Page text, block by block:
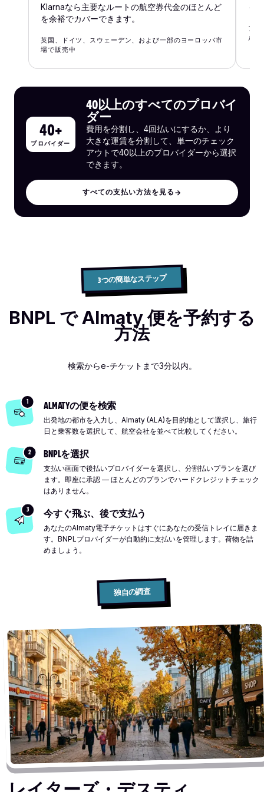
Klarnaなら主要なルートの航空券代金のほとんど
を余裕でカバーできます。
英国、ドイツ、スウェーデン、および一部のヨーロッパ市
場で販売中
も
ア
ル、
40+
プロバイダー
40以上のすべてのプロバイ
ダー
費用を分割し、4回払いにするか、より
大きな運賃を分割して、単一のチェック
アウトで40以上のプロバイダーから選択
できます。
すべての支払い方法を見る →
3つの簡単なステップ
BNPL で Almaty 便を予約する
方法
検索からe-チケットまで3分以内。
1 ALMATYの便を検索
出発地の都市を入力し、Almaty (ALA)を目的地として選択し、旅行
日と乗客数を選択して、航空会社を並べて比較してください。
2 BNPLを選択
支払い画面で後払いプロバイダーを選択し、分割払いプランを選び
ます。即座に承認 — ほとんどのプランでハードクレジットチェック
はありません。
3 今すぐ飛ぶ、後で支払う
あなたのAlmaty電子チケットはすぐにあなたの受信トレイに届きま
す。BNPLプロバイダーが自動的に支払いを管理します。荷物を詰
めましょう。
独自の調査